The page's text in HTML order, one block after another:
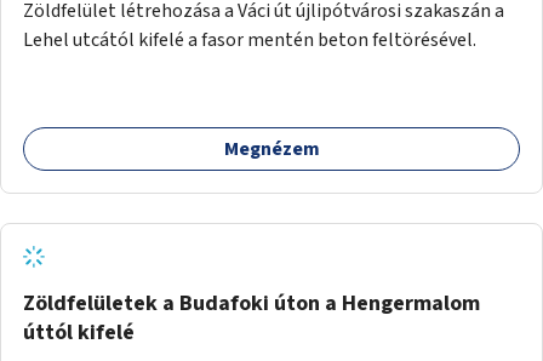
Zöldfelület létrehozása a Váci út újlipótvárosi szakaszán a
Lehel utcától kifelé a fasor mentén beton feltörésével.
Megnézem
Zöldfelületek a Budafoki úton a Hengermalom
úttól kifelé